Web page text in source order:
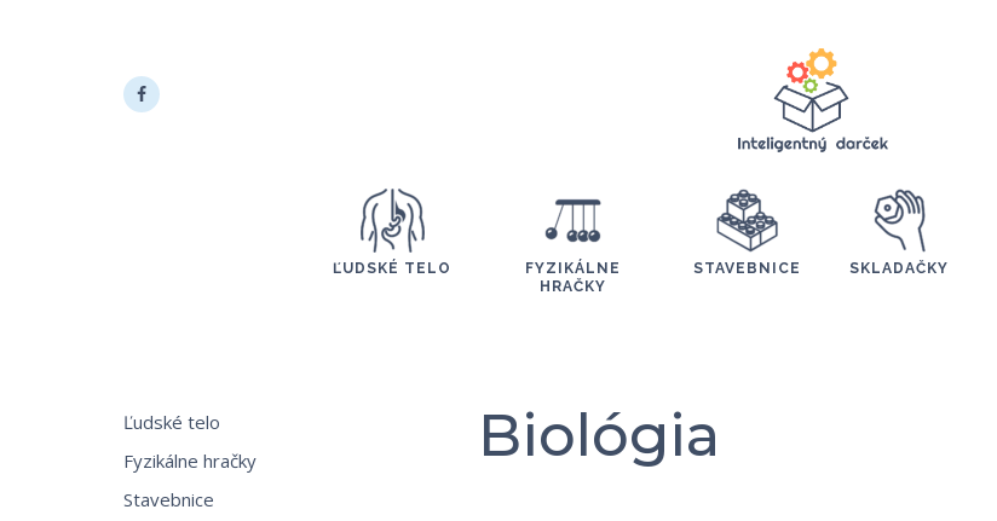
ĽUDSKÉ TELO
FYZIKÁLNE
HRAČKY
STAVEBNICE SKLADAČKY
Ľudské telo
Fyzikálne hračky
Stavebnice
Biológia